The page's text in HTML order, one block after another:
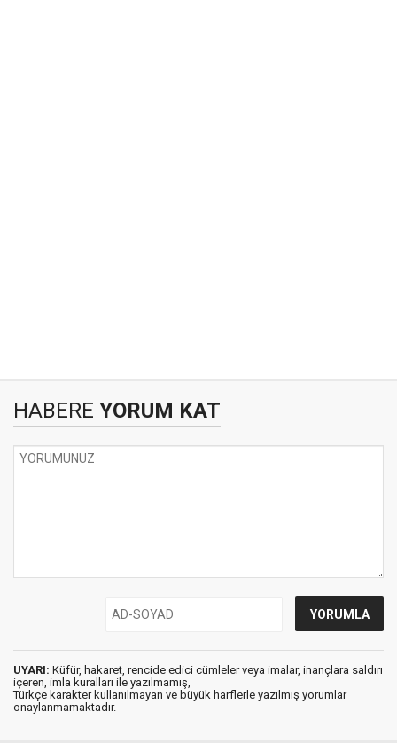
HABERE YORUM KAT
UYARI: Küfür, hakaret, rencide edici cümleler veya imalar, inançlara saldırı
içeren, imla kuralları ile yazılmamış,
Türkçe karakter kullanılmayan ve büyük harflerle yazılmış yorumlar
onaylanmamaktadır.